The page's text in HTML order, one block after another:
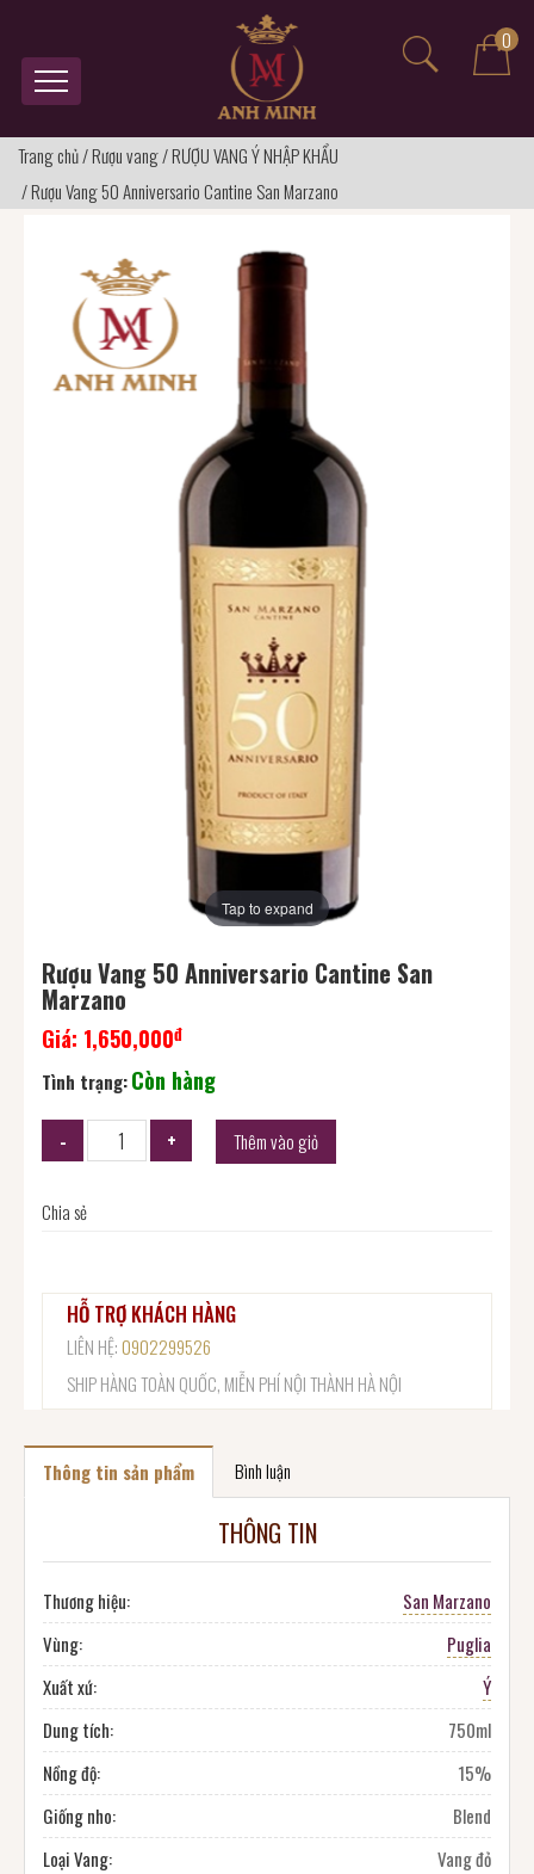
0
Trang chủ/Rượu vang/RƯỢU VANG Ý NHẬP KHẨU
/Rượu Vang 50 Anniversario Cantine San Marzano
Tap to expand
Rượu Vang 50 Anniversario Cantine San
Marzano
Giá: 1,650,000đ
Tình trạng:Còn hàng
Thêm vào giỏ
Chia sẻ
HỖ TRỢ KHÁCH HÀNG
LIÊN HỆ:0902299526
SHIP HÀNG TOÀN QUỐC, MIỄN PHÍ NỘI THÀNH HÀ NỘI
Thông tin sản phẩm Bình luận
THÔNG TIN
Thương hiệu:
San Marzano
Vùng:
Puglia
Xuất xứ:
Ý
Dung tích:
750ml
Nồng độ:
15%
Giống nho:
Blend
Loại Vang:
Vang đỏ